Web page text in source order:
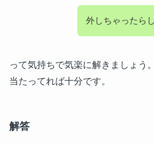
外しちゃったら
って気持ちで気楽に解きましょう
当たってれば十分です。
解答